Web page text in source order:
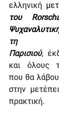
ελληνική
του
τη
Παρισιού,
και όλους
που θα
στην
πρακτική.